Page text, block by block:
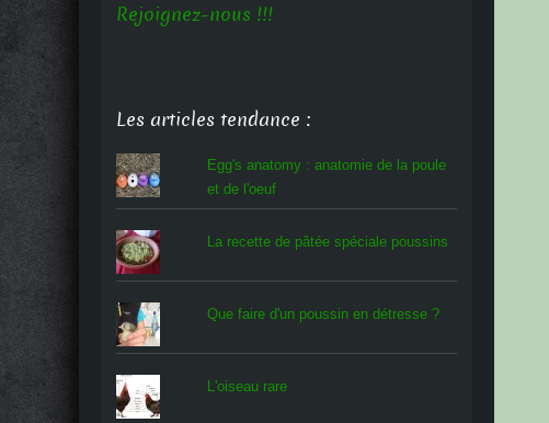
Rejoignez-nous !!!
Les articles tendance :
Egg's anatomy : anatomie de la poule
et de l'oeuf
La recette de pâtée spéciale poussins
Que faire d'un poussin en détresse ?
L'oiseau rare